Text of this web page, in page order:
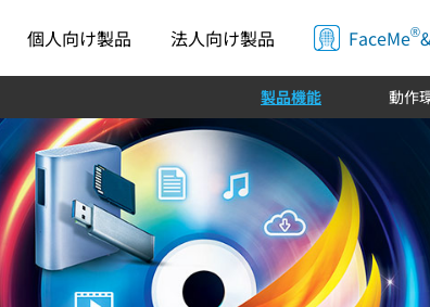
個人向け製品 法人向け製品 FaceMe®
製品機能 動作